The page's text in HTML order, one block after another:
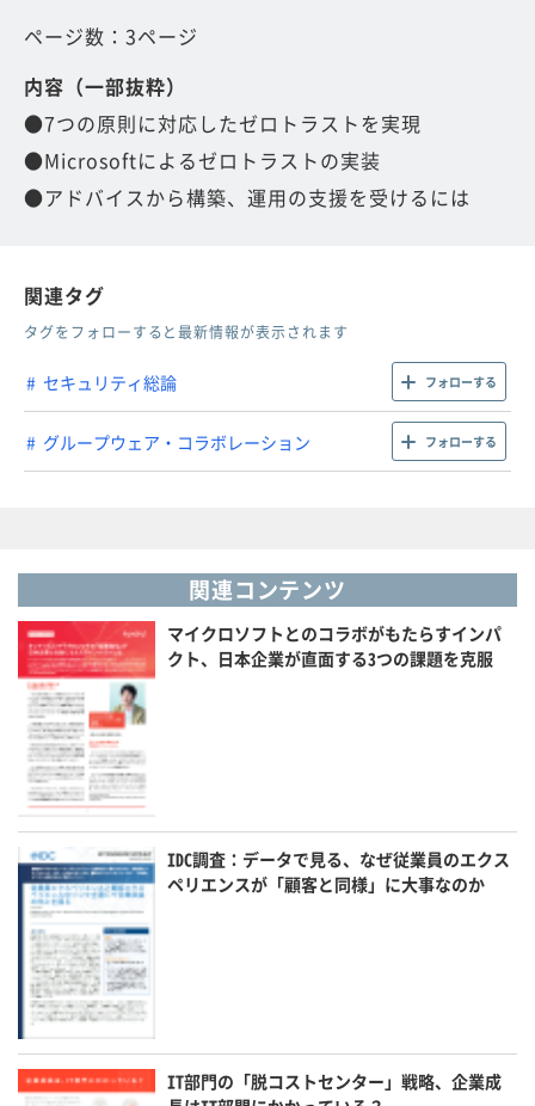
ページ数：3ページ
内容（一部抜粋）
●7つの原則に対応したゼロトラストを実現
●Microsoftによるゼロトラストの実装
●アドバイスから構築、運用の支援を受けるには
関連タグ
タグをフォローすると最新情報が表示されます
セキュリティ総論 フォローする
グループウェア・コラボレーション フォローする
関連コンテンツ
マイクロソフトとのコラボがもたらすインパ
クト、日本企業が直面する3つの課題を克服
IDC調査：データで見る、なぜ従業員のエクス
ペリエンスが「顧客と同様」に大事なのか
IT部門の「脱コストセンター」戦略、企業成